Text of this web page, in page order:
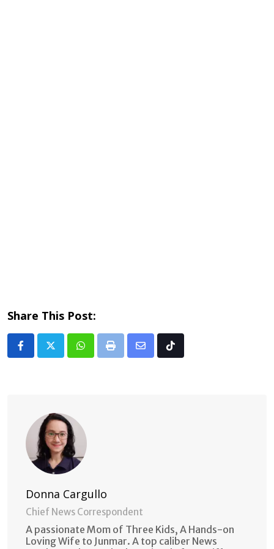
Share This Post:
Whatsapp
Print
Share Tiktok
Donna Cargullo
Chief News Correspondent
A passionate Mom of Three Kids, A Hands-on
Loving Wife to Junmar. A top caliber News